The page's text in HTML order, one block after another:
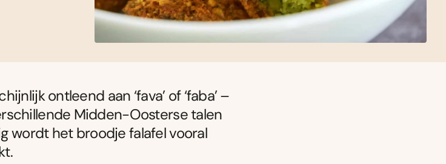
ontleend aan ‘fava’ of ‘faba’ –
Midden-Oosterse talen
wordt het broodje falafel vooral